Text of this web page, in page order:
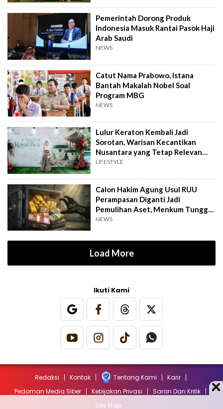
Pemerintah Dorong Produk
Indonesia Masuk Rantai Pasok Haji
Arab Saudi
NEWS
Catut Nama Prabowo, Istana
Bantah Makalah Nobel Soal
Program MBG
NEWS
Lulur Keraton Kembali Jadi
Sorotan, Warisan Kecantikan
Nusantara yang Tetap Relevan
hingga Kini
LIFESTYLE
Calon Hakim Agung Usul RUU
Perampasan Diganti Jadi
Pemulihan Aset, Menkum Tunggu
Langkah DPR
NEWS
Load More
Ikuti Kami
Redaksi Kontak Tentang Kami
Karir
Pedoman Media Siber
Kebijakan Privasi
Saran Dan Kritik
Site Map